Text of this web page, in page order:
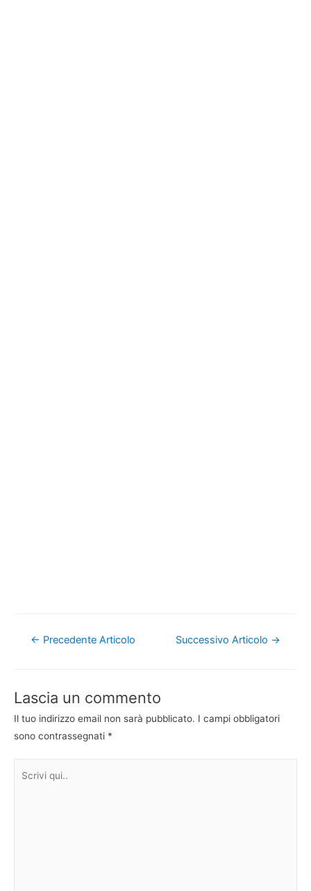
Navigazione
← Precedente Articolo Successivo Articolo →
Lascia un commento
Il tuo indirizzo email non sarà pubblicato. I campi obbligatori
sono contrassegnati *